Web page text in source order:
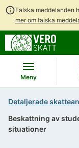
Falska meddelanden
mer om falska
Meny
Detaljerade
Beskattning av
situationer